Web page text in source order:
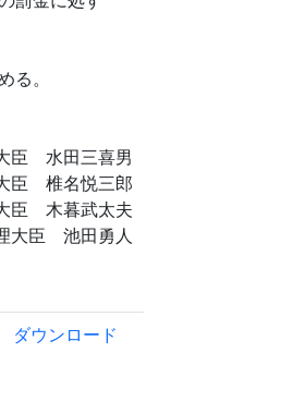
。
臣 水田三喜男
臣 椎名悦三郎
臣 木暮武太夫
大臣 池田勇人
ダウンロード